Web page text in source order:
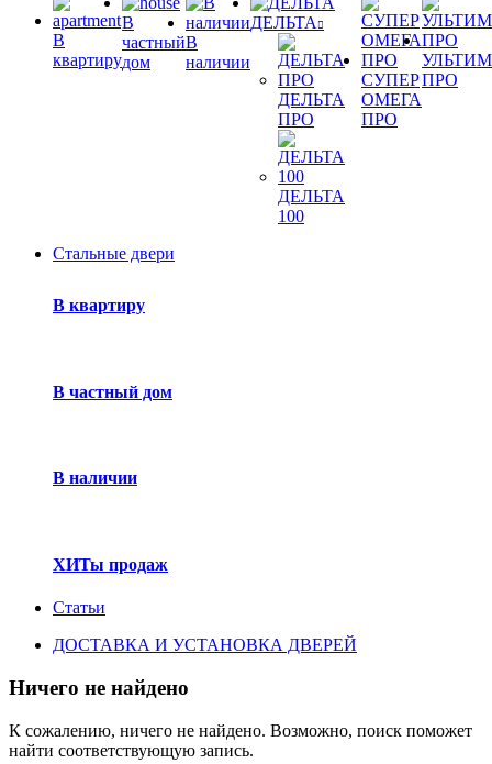
В
квартиру
В
частный
дом
В
наличии
ДЕЛЬТА
ДЕЛЬТА
ПРО
ДЕЛЬТА
100
СУПЕР
ОМЕГА
ПРО
ПРО
Стальные двери
В квартиру
В частный дом
В наличии
ХИТы продаж
Статьи
ДОСТАВКА И УСТАНОВКА ДВЕРЕЙ
Ничего не найдено
К сожалению, ничего не найдено. Возможно, поиск поможет
найти соответствующую запись.